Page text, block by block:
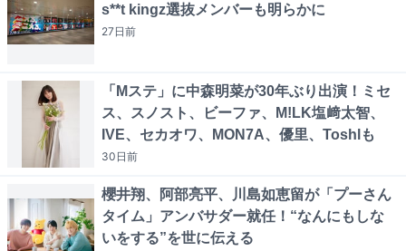
s**t kingz選抜メンバーも明らかに
27日前
「Mステ」に中森明菜が30年ぶり出演！ミセ
ス、スノスト、ビーファ、M!LK塩﨑太智、
IVE、セカオワ、MON7A、優里、Toshlも
30日前
櫻井翔、阿部亮平、川島如恵留が「プーさん
タイム」アンバサダー就任！“なんにもしな
いをする”を世に伝える